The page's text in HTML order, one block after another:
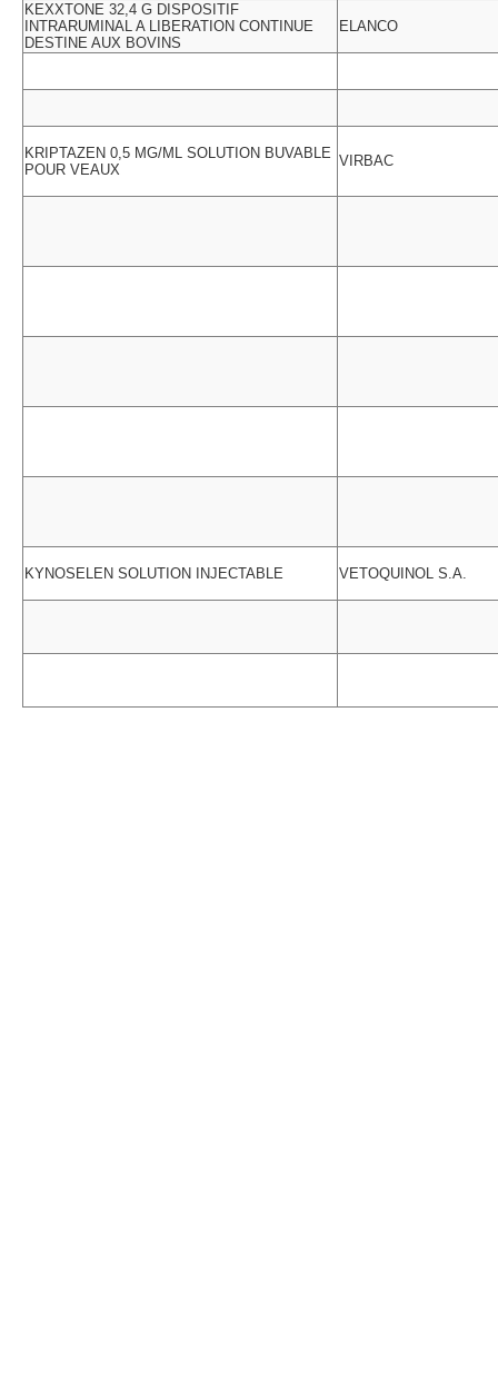
KEXXTONE 32,4 G DISPOSITIF
INTRARUMINAL A LIBERATION CONTINUE
DESTINE AUX BOVINS
ELANCO
KRIPTAZEN 0,5 MG/ML SOLUTION BUVABLE
POUR VEAUX
VIRBAC
KYNOSELEN SOLUTION INJECTABLE VETOQUINOL S.A.